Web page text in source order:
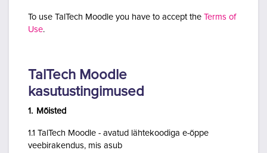
To use TalTech Moodle you have to accept the Terms of
Use.
TalTech Moodle
kasutustingimused
1. Mõisted
1.1 TalTech Moodle - avatud lähtekoodiga e-õppe
veebirakendus, mis asub